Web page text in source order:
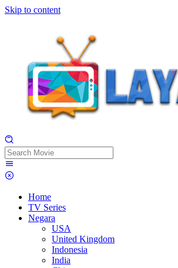
Skip to content
Home
TV Series
Negara
USA
United Kingdom
Indonesia
India